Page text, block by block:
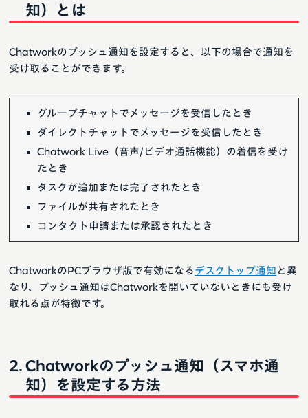
知）とは
Chatworkのプッシュ通知を設定すると、以下の場合で通知を
受け取ることができます。
グループチャットでメッセージを受信したとき
ダイレクトチャットでメッセージを受信したとき
Chatwork Live（音声/ビデオ通話機能）の着信を受け
たとき
タスクが追加または完了されたとき
ファイルが共有されたとき
コンタクト申請または承認されたとき
ChatworkのPCブラウザ版で有効になる デスクトップ通知 と異
なり、プッシュ通知はChatworkを開いていないときにも受け
取れる点が特徴です。
Chatworkのプッシュ通知（スマホ通
知）を設定する方法